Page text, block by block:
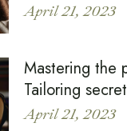
April 21, 2023
Mastering the
Tailoring
April 21, 2023